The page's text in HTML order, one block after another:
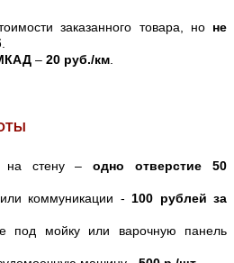
заказанного товара, но не
– 20 руб./км
на стену –одно отверстие 50
коммуникации - 100 рублей за
под мойку или варочную панель